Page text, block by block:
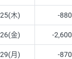
木) -880
金) -2,600
月) -870